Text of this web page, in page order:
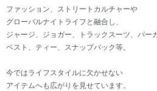
ファッション、ストリートカルチャーや
グローバルナイトライフと融合し、
ジャージ、ジョガー、トラックスーツ、パー
ベスト、ティー、スナップバック等。
今ではライフスタイルに欠かせない
アイテムへも広がりを見せています。